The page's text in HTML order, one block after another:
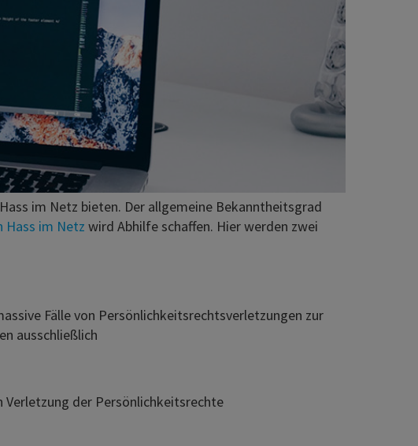
im Netz bieten. Der allgemeine Bekanntheitsgrad
Hass im Netz wird Abhilfe schaffen. Hier werden zwei
Fälle von Persönlichkeitsrechtsverletzungen zur
ausschließlich
Verletzung der Persönlichkeitsrechte